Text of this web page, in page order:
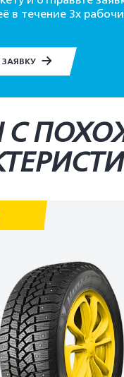
в течение 3х
С